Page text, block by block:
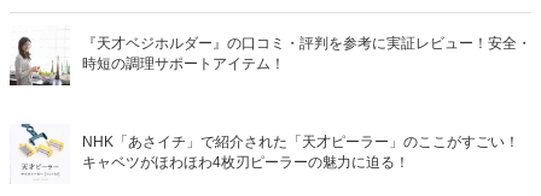
『天才ベジホルダー』の口コミ・評判を参考に実証レビュー！安全・
時短の調理サポートアイテム！
NHK「あさイチ」で紹介された「天才ピーラー」のここがすごい！
キャベツがほわほわ4枚刃ピーラーの魅力に迫る！